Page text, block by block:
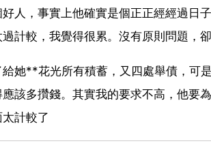
人，事實上他確實是個正正經經過日
計較，我覺得很累。沒有原則問題，
她**花光所有積蓄，又四處舉債，可
該多攢錢。其實我的要求不高，他要
計較了